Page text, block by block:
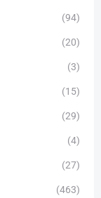
(94)
(20)
(3)
(15)
(29)
(4)
(27)
(463)